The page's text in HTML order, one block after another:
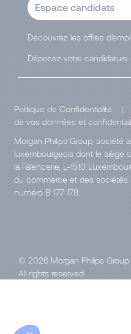
Espace candidats
Découvrez les offres
Déposez votre
Politique de Confidentialité |
de vos données et
Morgan Philips Group, société
luxembourgeois dont le siège
la Faïencerie, L-1510
du commerce et des sociétés
numéro B 177 178.
© 2026 Morgan Philips Group
All rights reserved